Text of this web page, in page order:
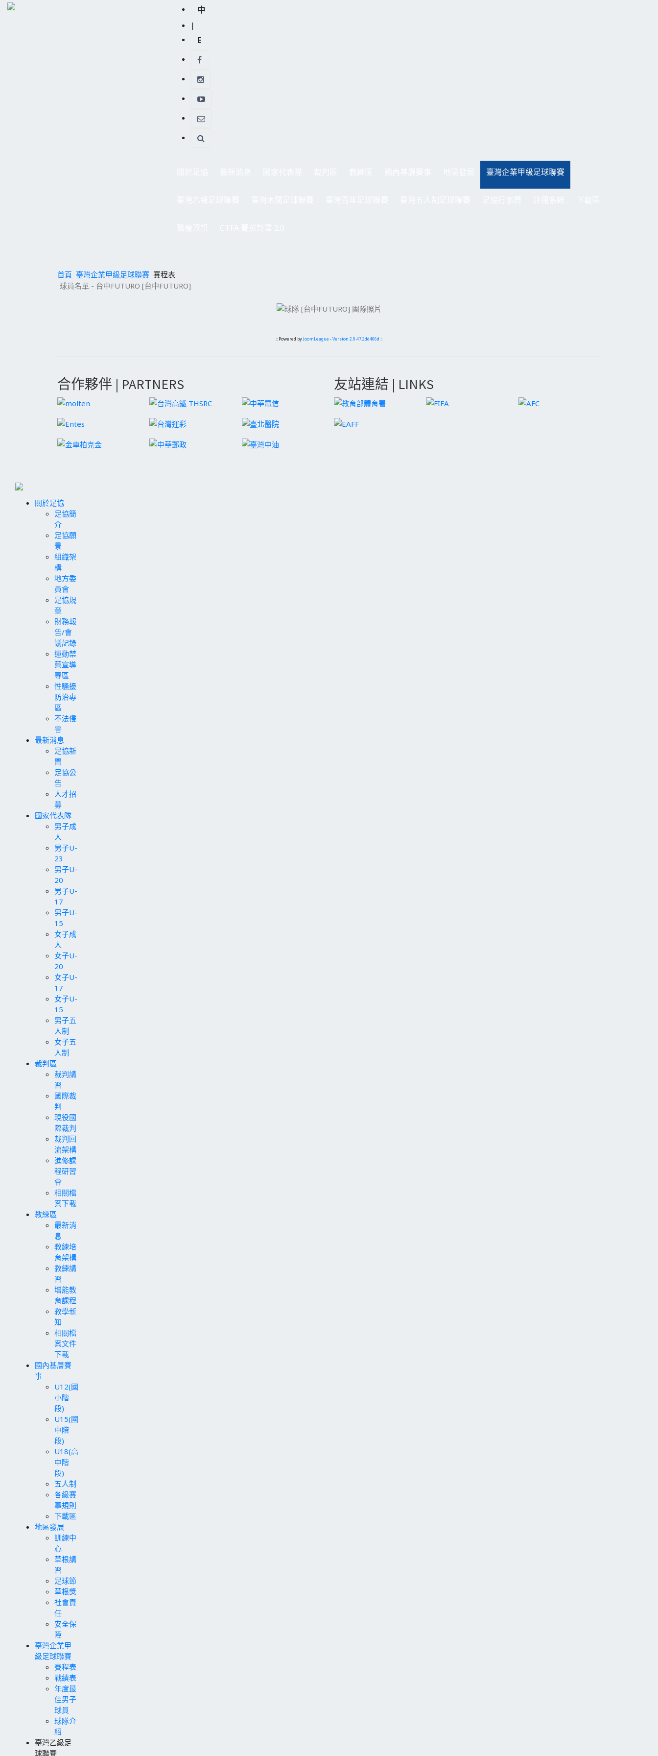
中
|
E
臺灣企業甲級足球聯賽
首頁 臺灣企業甲級足球聯賽 賽程表
球員名單 - 台中FUTURO [台中FUTURO]
:: Powered by JoomLeague -Version 2.0.47.2dd406d ::
合作夥伴 | PARTNERS 友站連結 | LINKS
關於足協
足協簡
介
足協願
景
組織架
構
地方委
員會
足協規
章
財務報
告/會
議記錄
運動禁
藥宣導
專區
性騷擾
防治專
區
不法侵
害
最新消息
足協新
聞
足協公
告
人才招
募
國家代表隊
男子成
人
男子U-
23
男子U-
20
男子U-
17
男子U-
15
女子成
人
女子U-
20
女子U-
17
女子U-
15
男子五
人制
女子五
人制
裁判區
裁判講
習
國際裁
判
現役國
際裁判
裁判回
流架構
進修課
程研習
會
相關檔
案下載
教練區
最新消
息
教練培
育架構
教練講
習
增能教
育課程
教學新
知
相關檔
案文件
下載
國內基層賽
事
U12(國
小階
段)
U15(國
中階
段)
U18(高
中階
段)
五人制
各級賽
事規則
下載區
地區發展
訓練中
心
草根講
習
足球節
草根獎
社會責
任
安全保
障
臺灣企業甲
級足球聯賽
賽程表
戰績表
年度最
佳男子
球員
球隊介
紹
臺灣乙級足
球聯賽